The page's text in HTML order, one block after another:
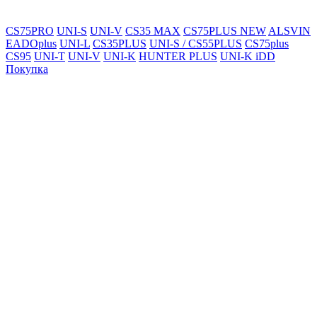
CS75PRO UNI-S UNI-V CS35 MAX CS75PLUS NEW ALSVIN
EADOplus UNI-L CS35PLUS UNI-S / CS55PLUS CS75plus
CS95 UNI-T UNI-V UNI-K HUNTER PLUS UNI-K iDD
Покупка